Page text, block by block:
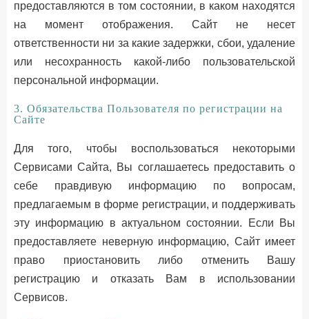
предоставляются в том состоянии, в каком находятся
на момент отображения. Сайт не несет
ответственности ни за какие задержки, сбои, удаление
или несохранность какой-либо пользовательской
персональной информации.
3. Обязательства Пользователя по регистрации на
Сайте
Для того, чтобы воспользоваться некоторыми
Сервисами Сайта, Вы соглашаетесь предоставить о
себе правдивую информацию по вопросам,
предлагаемым в форме регистрации, и поддерживать
эту информацию в актуальном состоянии. Если Вы
предоставляете неверную информацию, Сайт имеет
право приостановить либо отменить Вашу
регистрацию и отказать Вам в использовании
Сервисов.